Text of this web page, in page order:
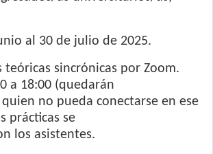
al 30 de julio de 2025.
teóricas sincrónicas por Zoom.
a 18:00 (quedarán
no pueda conectarse en ese
prácticas se
los asistentes.